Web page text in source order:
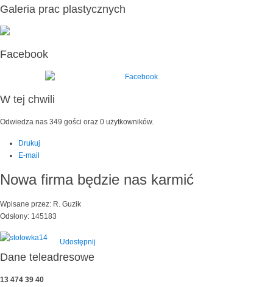
Galeria prac plastycznych
Facebook
W tej chwili
Odwiedza nas 349 gości oraz 0 użytkowników.
Drukuj
E-mail
Nowa firma będzie nas karmić
Wpisane przez: R. Guzik
Odsłony: 145183
Udostępnij
Dane teleadresowe
13 474 39 40